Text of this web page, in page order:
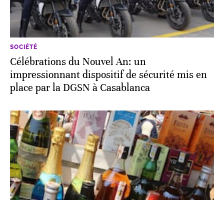
SOCIÉTÉ
Célébrations du Nouvel An: un
impressionnant dispositif de sécurité mis en
place par la DGSN à Casablanca